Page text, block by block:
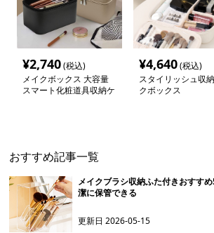
¥2,740(税込)
メイクボックス 大容量
スマート化粧道具収納ケ
¥4,640(税込)
スタイリッシュ収
クボックス
おすすめ記事一覧
メイクブラシ収納ふた付きおすす
潔に保管できる
更新日2026-05-15